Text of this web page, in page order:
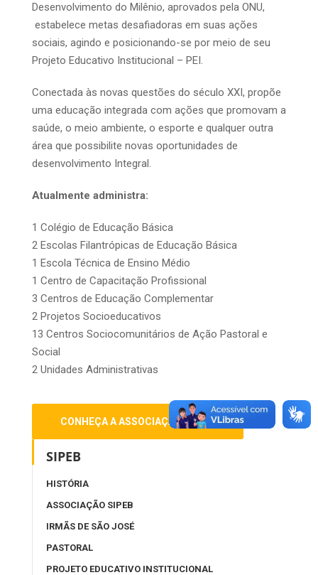
Desenvolvimento do Milênio, aprovados pela ONU,
estabelece metas desafiadoras em suas ações
sociais, agindo e posicionando-se por meio de seu
Projeto Educativo Institucional – PEI.
Conectada às novas questões do século XXI, propõe
uma educação integrada com ações que promovam a
saúde, o meio ambiente, o esporte e qualquer outra
área que possibilite novas oportunidades de
desenvolvimento Integral.
Atualmente administra:
1 Colégio de Educação Básica
2 Escolas Filantrópicas de Educação Básica
1 Escola Técnica de Ensino Médio
1 Centro de Capacitação Profissional
3 Centros de Educação Complementar
2 Projetos Socioeducativos
13 Centros Sociocomunitários de Ação Pastoral e
Social
2 Unidades Administrativas
CONHEÇA A ASSOCIAÇÃO SIPEB!
SIPEB
HISTÓRIA
ASSOCIAÇÃO SIPEB
IRMÃS DE SÃO JOSÉ
PASTORAL
PROJETO EDUCATIVO INSTITUCIONAL